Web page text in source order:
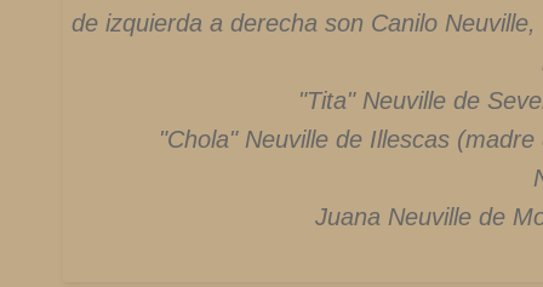
de izquierda a derecha son Canilo
"Tita" Neuville de
"Chola" Neuville de Illescas
Juana Neuville de